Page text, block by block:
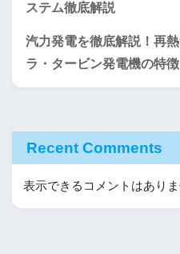
ステム徹底解説
汽力発電を徹底解説！再
ラ・タービン発電機の特徴
Recent Comments
表示できるコメントはありま